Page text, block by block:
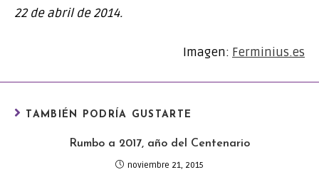
22 de abril de 2014.
Imagen: Ferminius.es
TAMBIÉN PODRÍA GUSTARTE
Rumbo a 2017, año del Centenario
noviembre 21, 2015